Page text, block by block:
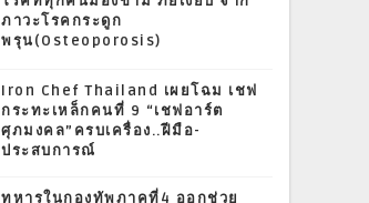
ภาวะโรคกระดูก
พรุน(Osteoporosis)
Iron Chef Thailand เผยโฉม เชฟ
กระทะเหล็กคนที่ 9 “เชฟอาร์ต
ศุภมงคล”ครบเครื่อง..ฝีมือ-
ประสบการณ์
ทหารในกองทัพภาคที่4 ออกช่วย